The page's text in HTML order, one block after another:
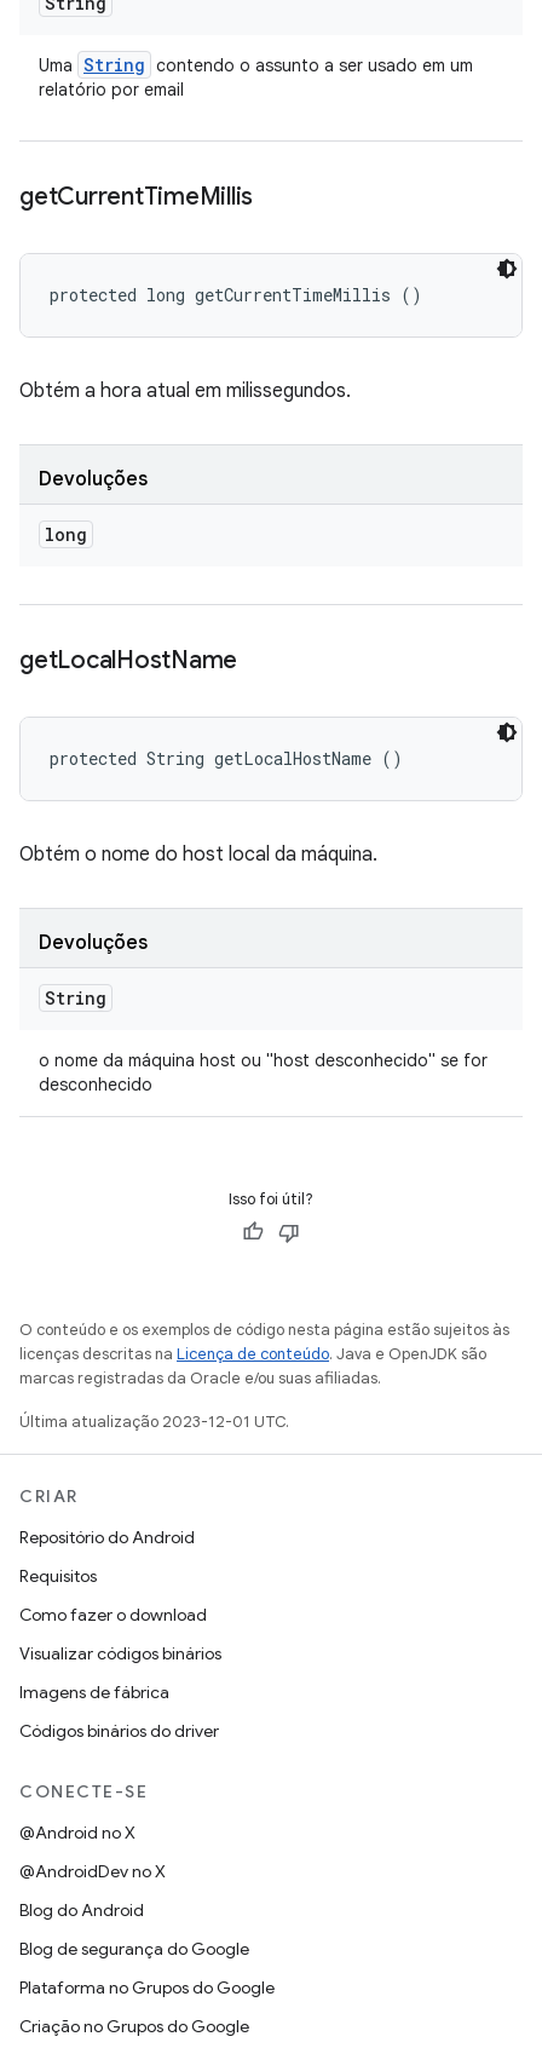
Uma String contendo o assunto a ser usado em um
relatório por email
getCurrentTimeMillis
protected long getCurrentTimeMillis ()
Obtém a hora atual em milissegundos.
Devoluções
long
getLocalHostName
protected String getLocalHostName ()
Obtém o nome do host local da máquina.
Devoluções
String
o nome da máquina host ou "host desconhecido" se for
desconhecido
Isso foi útil?
O conteúdo e os exemplos de código nesta página estão sujeitos às
licenças descritas na Licença de conteúdo. Java e OpenJDK são
marcas registradas da Oracle e/ou suas afiliadas.
Última atualização 2023-12-01 UTC.
CRIAR
Repositório do Android
Requisitos
Como fazer o download
Visualizar códigos binários
Imagens de fábrica
Códigos binários do driver
CONECTE-SE
@Android no X
@AndroidDev no X
Blog do Android
Blog de segurança do Google
Plataforma no Grupos do Google
Criação no Grupos do Google